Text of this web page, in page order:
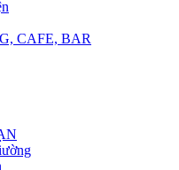
CAFE, BAR